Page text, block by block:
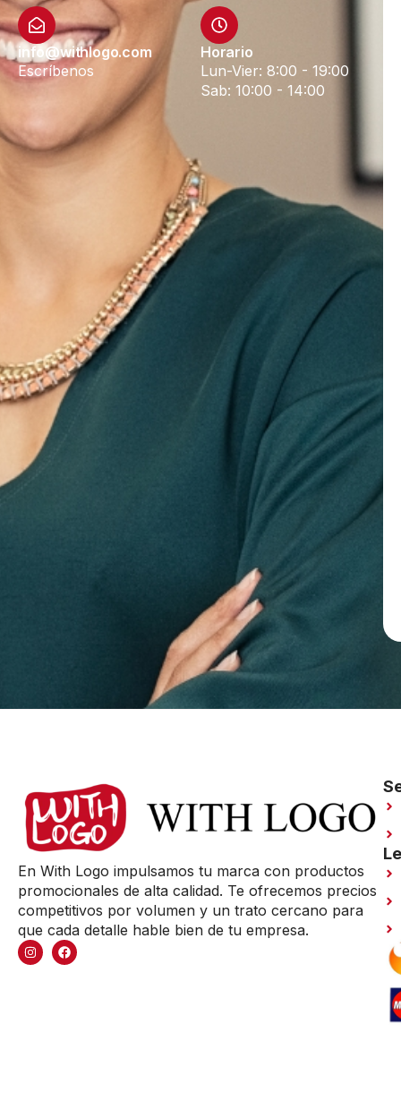
info@withlogo.com
Escríbenos
Horario
Lun-Vier: 8:00 - 19:00
Sab: 10:00 - 14:00
En With Logo impulsamos tu marca con productos
promocionales de alta calidad. Te ofrecemos precios
competitivos por volumen y un trato cercano para
que cada detalle hable bien de tu empresa.